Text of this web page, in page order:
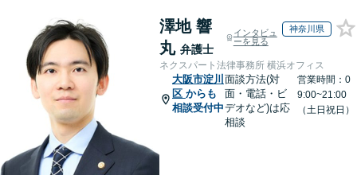
澤地 響
丸 弁護士
インタビュ
ーを見る
神奈川県
ネクスパート法律事務所 横浜オフィス
大阪市淀川
区 からも
相談受付中
面談方法(対
面・電話・ビ
デオなど)は応
相談
営業時間：0
9:00~21:00
（土日祝日）